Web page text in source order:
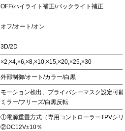
OFF/ハイライト補正/バックライト補正
オフ/オート/オン
3D/2D
×2,×4,×6,×8,×10,×15,×20,×25,×30
外部制御/オート/カラー/白黒
モーション検出、プライバシーマスク設定可
ミラー/フリーズ/白黒反転
①電源重畳方式（専用コントローラーTPVシ
②DC12V±10％